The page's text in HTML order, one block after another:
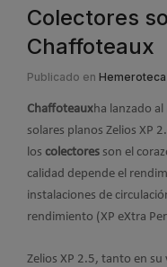
Colectores
Chaffoteaux
Publicado en
Chaffoteauxha lanzado
solares planos Zelios XP
los colectores son el
calidad depende el
instalaciones de
rendimiento (XP eXtra
Zelios XP 2.5, tanto en